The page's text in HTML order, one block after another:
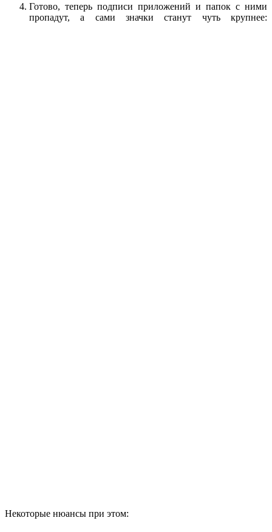
Готово, теперь подписи приложений и папок с ними
пропадут, а сами значки станут чуть крупнее:
Некоторые нюансы при этом: